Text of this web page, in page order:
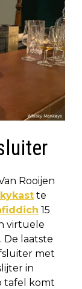
Rooijen
te
15
virtuele
De laatste
met
in
tafel komt